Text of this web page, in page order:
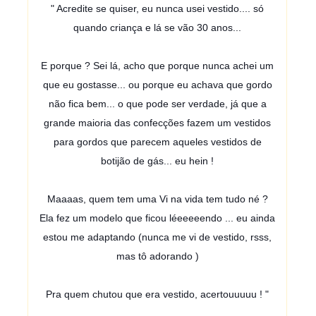
" Acredite se quiser, eu nunca usei vestido.... só
quando criança e lá se vão 30 anos...
E porque ? Sei lá, acho que porque nunca achei um
que eu gostasse... ou porque eu achava que gordo
não fica bem... o que pode ser verdade, já que a
grande maioria das confecções fazem um vestidos
para gordos que parecem aqueles vestidos de
botijão de gás... eu hein !
Maaaas, quem tem uma Vi na vida tem tudo né ?
Ela fez um modelo que ficou léeeeeendo ... eu ainda
estou me adaptando (nunca me vi de vestido, rsss,
mas tô adorando )
Pra quem chutou que era vestido, acertouuuuu ! "